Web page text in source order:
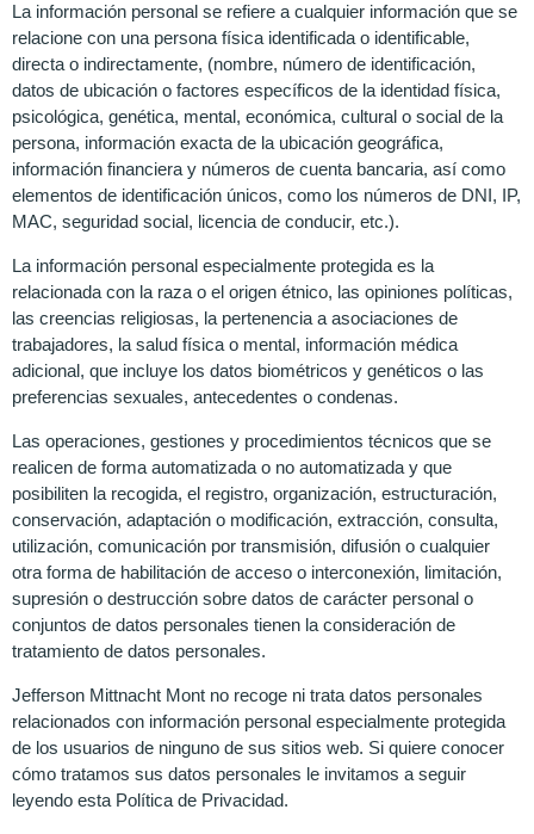
La información personal se refiere a cualquier información que se
relacione con una persona física identificada o identificable,
directa o indirectamente, (nombre, número de identificación,
datos de ubicación o factores específicos de la identidad física,
psicológica, genética, mental, económica, cultural o social de la
persona, información exacta de la ubicación geográfica,
información financiera y números de cuenta bancaria, así como
elementos de identificación únicos, como los números de DNI, IP,
MAC, seguridad social, licencia de conducir, etc.).
La información personal especialmente protegida es la
relacionada con la raza o el origen étnico, las opiniones políticas,
las creencias religiosas, la pertenencia a asociaciones de
trabajadores, la salud física o mental, información médica
adicional, que incluye los datos biométricos y genéticos o las
preferencias sexuales, antecedentes o condenas.
Las operaciones, gestiones y procedimientos técnicos que se
realicen de forma automatizada o no automatizada y que
posibiliten la recogida, el registro, organización, estructuración,
conservación, adaptación o modificación, extracción, consulta,
utilización, comunicación por transmisión, difusión o cualquier
otra forma de habilitación de acceso o interconexión, limitación,
supresión o destrucción sobre datos de carácter personal o
conjuntos de datos personales tienen la consideración de
tratamiento de datos personales.
Jefferson Mittnacht Mont no recoge ni trata datos personales
relacionados con información personal especialmente protegida
de los usuarios de ninguno de sus sitios web. Si quiere conocer
cómo tratamos sus datos personales le invitamos a seguir
leyendo esta Política de Privacidad.